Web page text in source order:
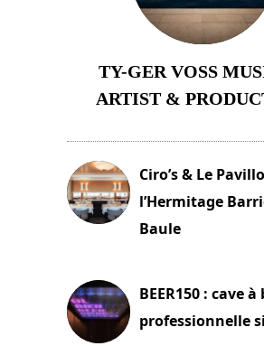
TY-GER VOSS
ARTIST &
Ciro’s & Le
l’Hermitage
Baule
BEER150 : cave à
professionnelle